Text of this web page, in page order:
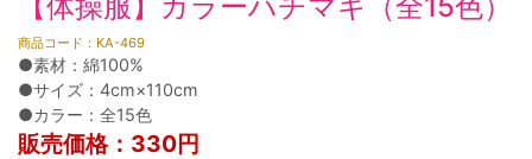
商品コード：KA-469
●素材：綿100%
●サイズ：4cm×110cm
●カラー：全15色
販売価格：330円